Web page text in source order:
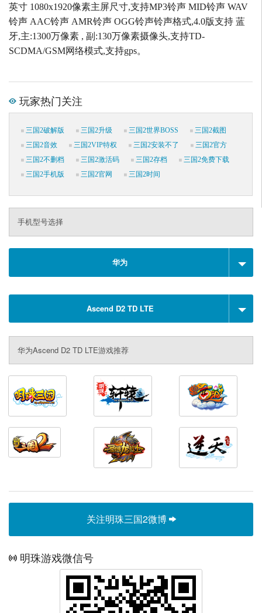
英寸 1080x1920像素主屏尺寸,支持MP3铃声 MID铃声 WAV
铃声 AAC铃声 AMR铃声 OGG铃声铃声格式,4.0版支持 蓝
牙,主:1300万像素 , 副:130万像素摄像头,支持TD-
SCDMA/GSM网络模式,支持gps。
玩家热门关注
三国2破解版 三国2升级 三国2世界BOSS
三国2截图
三国2音效
三国2VIP特权 三国2安装不了
三国2官方
三国2不删档
三国2激活码 三国2存档
三国2免费下载
三国2手机版
三国2官网 三国2时间
手机型号选择
华为
Ascend D2 TD LTE
华为Ascend D2 TD LTE游戏推荐
关注明珠三国2微博
明珠游戏微信号